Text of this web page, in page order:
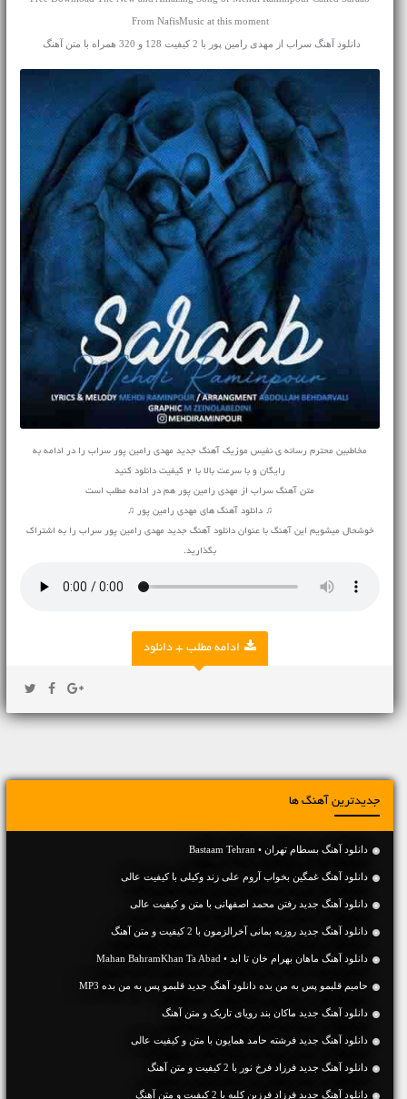
From NafisMusic at this moment
دانلود آهنگ سراب از مهدی رامین پور با 2 کیفیت 128 و 320 همراه با متن آهنگ
مخاطبین محترم رسانه ی نفیس موزیک آهنگ جدید مهدی رامین پور سراب را در ادامه به
رایگان و با سرعت بالا با 2 کیفیت دانلود کنید
متن آهنگ سراب از مهدی رامین پور هم در ادامه مطلب است
♫ دانلود آهنگ های مهدی رامین پور ♫
خوشحال میشویم این آهنگ با عنوان دانلود آهنگ جدید مهدی رامین پور سراب را به اشتراک
بگذارید.
ادامه مطلب + دانلود
جدیدترین آهنگ ها
دانلود آهنگ بسطام تهران • Bastaam Tehran
دانلود آهنگ غمگین بخواب آروم علی زند وکیلی با کیفیت عالی
دانلود آهنگ جديد رفتن محمد اصفهانی با متن و کیفیت عالی
دانلود آهنگ جديد روزبه بمانی آخرالزمون با 2 کیفیت و متن آهنگ
دانلود آهنگ ماهان بهرام خان تا ابد • Mahan BahramKhan Ta Abad
حامیم قلبمو پس به من بده دانلود آهنگ جدید قلبمو پس به من بده MP3
دانلود آهنگ جديد ماکان بند رویای تاریک و متن آهنگ
دانلود آهنگ جديد فرشته حامد همایون با متن و کیفیت عالی
دانلود آهنگ جديد فرزاد فرخ نور با 2 کیفیت و متن آهنگ
دانلود آهنگ جديد فرزاد فرزین کلبه با 2 کیفیت و متن آهنگ